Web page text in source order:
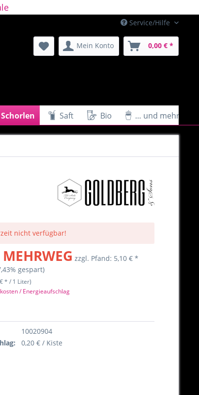
Service/Hilfe
Mein Konto 0,00 € *
Saft Bio … und mehr
nicht verfügbar!
MEHRWEG zzgl. Pfand: 5,10 € *
gespart)
* / 1 Liter)
/ Energieaufschlag
10020904
0,20 € / Kiste